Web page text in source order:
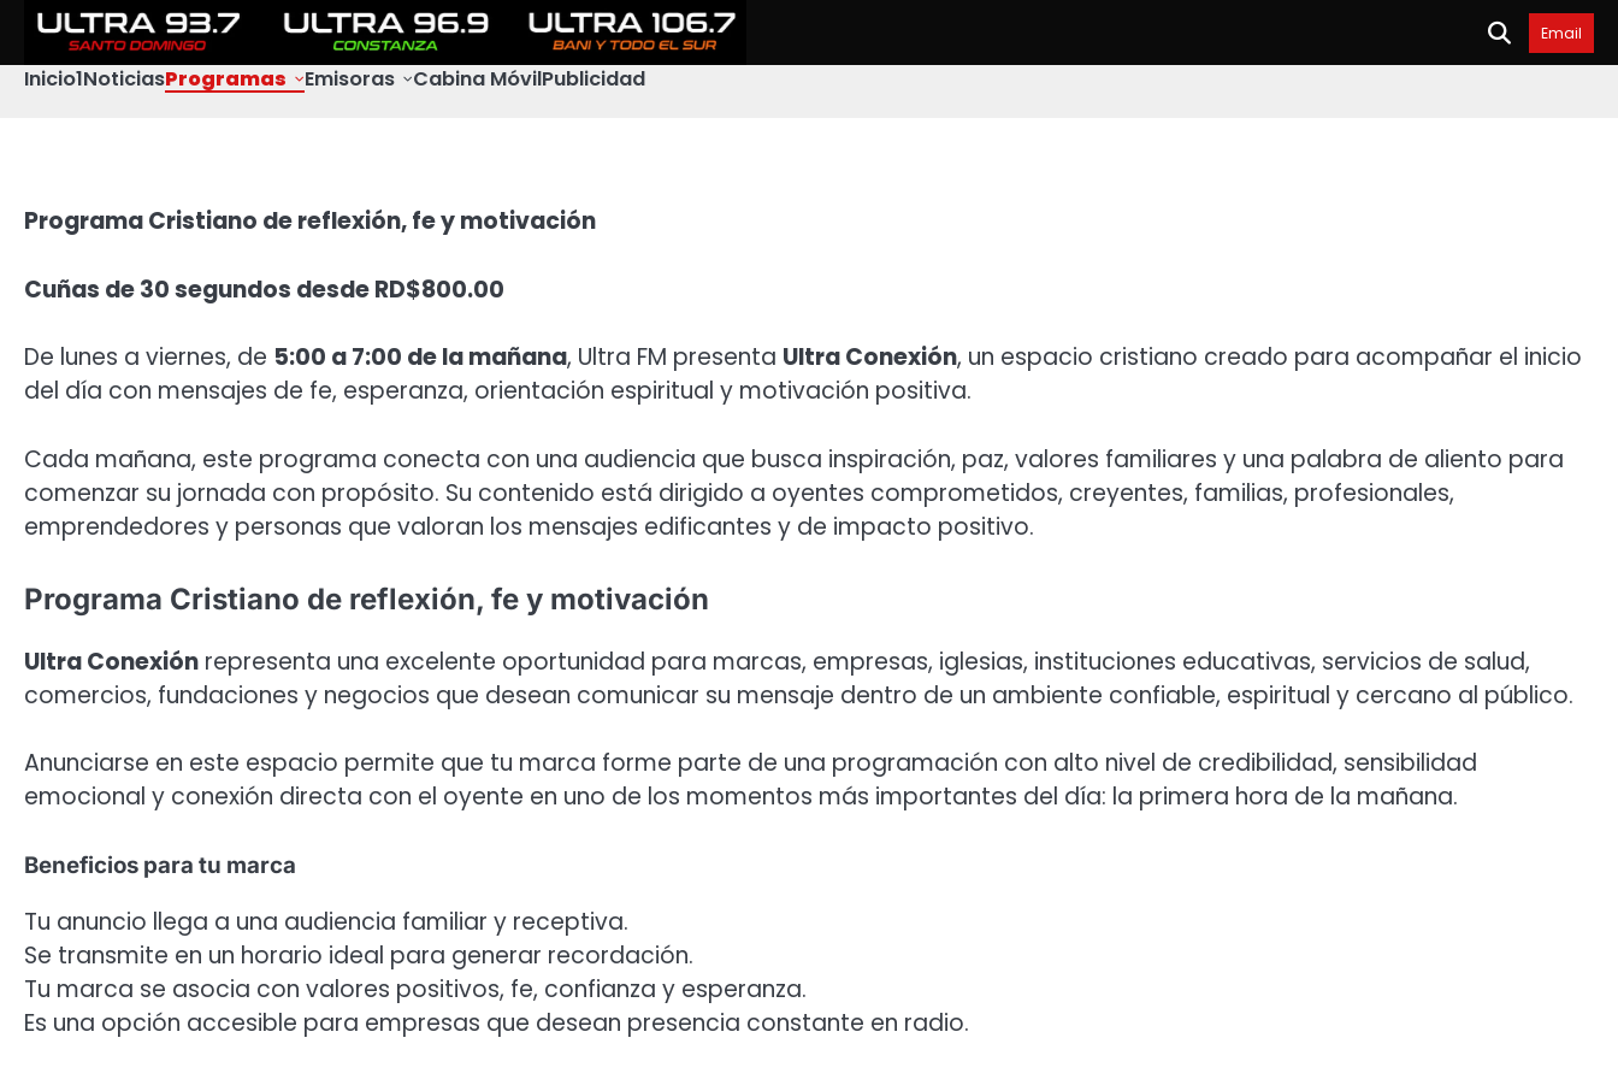
Email
Inicio1NoticiasProgramas Emisoras Cabina MóvilPublicidad
Programa Cristiano de reflexión, fe y motivación
Cuñas de 30 segundos desde RD$800.00
De lunes a viernes, de 5:00 a 7:00 de la mañana, Ultra FM presenta Ultra Conexión, un espacio cristiano creado para acompañar el inicio
del día con mensajes de fe, esperanza, orientación espiritual y motivación positiva.
Cada mañana, este programa conecta con una audiencia que busca inspiración, paz, valores familiares y una palabra de aliento para
comenzar su jornada con propósito. Su contenido está dirigido a oyentes comprometidos, creyentes, familias, profesionales,
emprendedores y personas que valoran los mensajes edificantes y de impacto positivo.
Programa Cristiano de reflexión, fe y motivación
Ultra Conexión representa una excelente oportunidad para marcas, empresas, iglesias, instituciones educativas, servicios de salud,
comercios, fundaciones y negocios que desean comunicar su mensaje dentro de un ambiente confiable, espiritual y cercano al público.
Anunciarse en este espacio permite que tu marca forme parte de una programación con alto nivel de credibilidad, sensibilidad
emocional y conexión directa con el oyente en uno de los momentos más importantes del día: la primera hora de la mañana.
Beneficios para tu marca
Tu anuncio llega a una audiencia familiar y receptiva.
Se transmite en un horario ideal para generar recordación.
Tu marca se asocia con valores positivos, fe, confianza y esperanza.
Es una opción accesible para empresas que desean presencia constante en radio.